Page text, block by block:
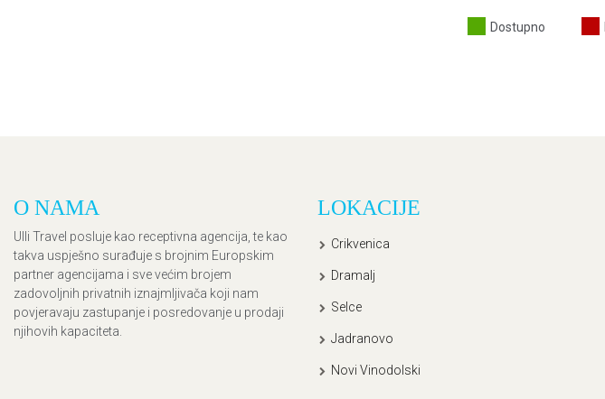
Dostupno
O NAMA
Ulli Travel posluje kao receptivna agencija, te kao
takva uspješno surađuje s brojnim Europskim
partner agencijama i sve većim brojem
zadovoljnih privatnih iznajmljivača koji nam
povjeravaju zastupanje i posredovanje u prodaji
njihovih kapaciteta.
LOKACIJE
Crikvenica
Dramalj
Selce
Jadranovo
Novi Vinodolski